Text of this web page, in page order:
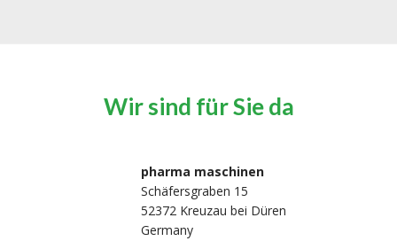
Wir sind für Sie da
pharma maschinen
Schäfersgraben 15
52372 Kreuzau bei Düren
Germany